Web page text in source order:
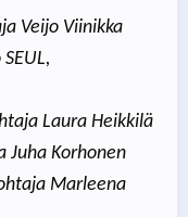
Veijo Viinikka
Laura Heikkilä
Juha Korhonen
Marleena